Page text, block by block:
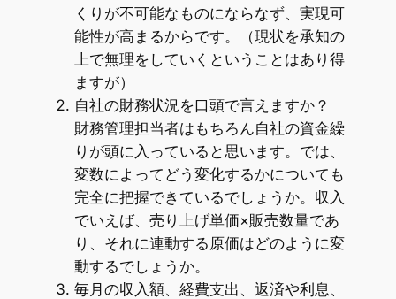
くりが不可能なものにならなず、実現可
能性が高まるからです。（現状を承知の
上で無理をしていくということはあり得
ますが）
自社の財務状況を口頭で言えますか？
財務管理担当者はもちろん自社の資金繰
りが頭に入っていると思います。では、
変数によってどう変化するかについても
完全に把握できているでしょうか。収入
でいえば、売り上げ単価×販売数量であ
り、それに連動する原価はどのように変
動するでしょうか。
毎月の収入額、経費支出、返済や利息、